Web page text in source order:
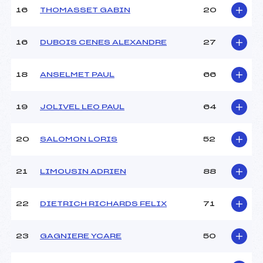
U14
16 THOMASSET GABIN 20
16 DUBOIS CENES ALEXANDRE 27
18 ANSELMET PAUL 66
19 JOLIVEL LEO PAUL 64
20 SALOMON LORIS 52
21 LIMOUSIN ADRIEN 88
22 DIETRICH RICHARDS FELIX 71
23 GAGNIERE YCARE 50